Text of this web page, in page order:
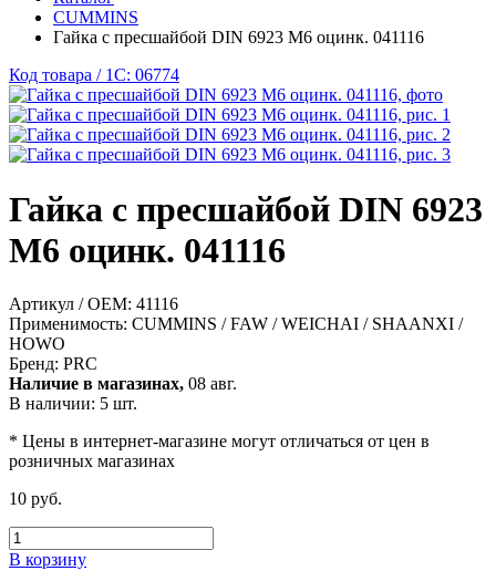
CUMMINS
Гайка с пресшайбой DIN 6923 M6 оцинк. 041116
Код товара / 1C: 06774
Гайка с пресшайбой DIN 6923
M6 оцинк. 041116
Артикул / OEM: 41116
Применимость: CUMMINS / FAW / WEICHAI / SHAANXI /
HOWO
Бренд: PRC
Наличие в магазинах, 08 авг.
В наличии: 5 шт.
* Цены в интернет-магазине могут отличаться от цен в
розничных магазинах
10 руб.
В корзину